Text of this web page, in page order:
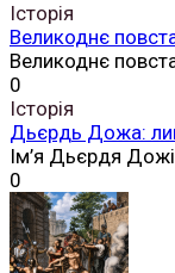
Історія
Великоднє
Великоднє
0
Історія
Дьєрдь Дожа:
Ім’я Дьєрдя
0